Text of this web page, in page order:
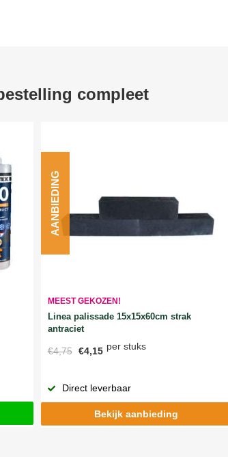
compleet
MEEST GEKOZEN!
Linea palissade 15x15x60cm strak
antraciet
€4,75 €4,15 per stuks
AANBIEDING
Direct leverbaar
Bekijk aanbieding